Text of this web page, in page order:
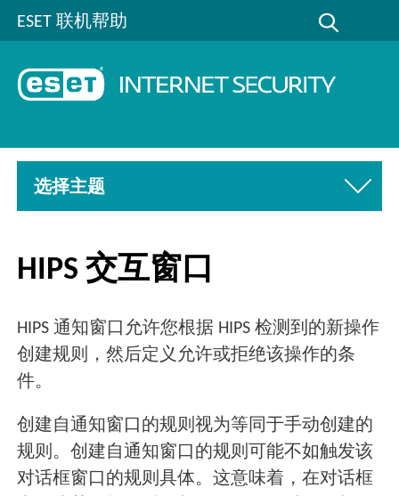
ESET 联机帮助
选择主题
HIPS 交互窗口
HIPS 通知窗口允许您根据 HIPS 检测到的新操作
创建规则，然后定义允许或拒绝该操作的条
件。
创建自通知窗口的规则视为等同于手动创建的
规则。创建自通知窗口的规则可能不如触发该
对话框窗口的规则具体。这意味着，在对话框